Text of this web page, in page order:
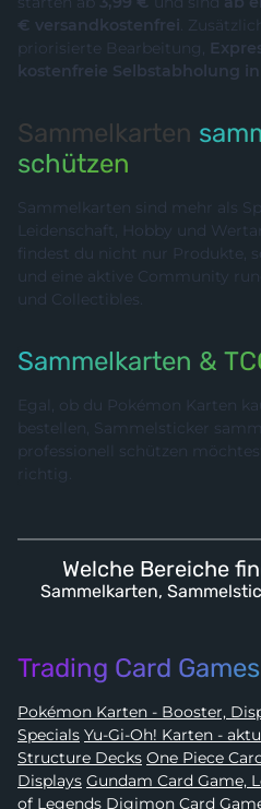
€ versandkostenfrei.
priorisierte Bearbeitung,
kostenfreie Selbstabholung
Sammelkarten
schützen
Sammelkarten sind mehr als
Leidenschaft, Hobby und
findest du nicht nur Produkte,
und eine aktive Community
und Collectibles.
Sammelkarten &
Egal, ob du Pokémon Karten
bestellen, Sammelsticker
professionell schützen
richtig.
Welche Bereiche
Sammelkarten,
Trading Card
Pokémon Karten - Booster, Displays, Elite Trainer Boxen &
Specials Yu-Gi-Oh! Karten - aktuelle Sets, Core Booster &
Structure Decks One Piece Card Game - Booster &
Displays Gundam Card Game, Lorcana, Riftbound: League
of Legends
Digimon Card